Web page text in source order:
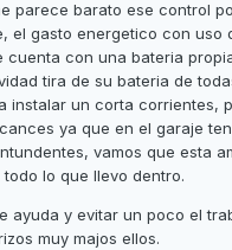
parece barato ese control
el gasto energetico con uso
cuenta con una bateria
tira de su bateria de
instalar un corta corrientes,
ya que en el garaje
vamos que esta
lo que llevo dentro.
ayuda y evitar un poco el
muy majos ellos.